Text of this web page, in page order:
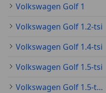
Volkswagen Golf 1
Volkswagen Golf 1.2-tsi
Volkswagen Golf 1.4-tsi
Volkswagen Golf 1.5-tsi
Volkswagen Golf 1.5-tsi-evo